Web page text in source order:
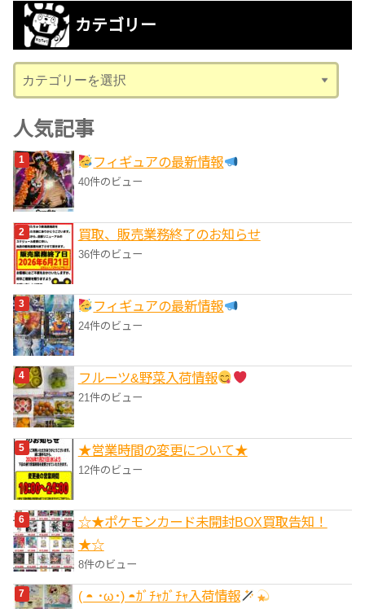
カ
ブ
カテゴリー
テ
ゴ
リ
ー
人気記事
フィギュアの最新情報
40件のビュー
買取、販売業務終了のお知らせ
36件のビュー
フィギュアの最新情報
24件のビュー
フルーツ&野菜入荷情報
21件のビュー
★営業時間の変更について★
12件のビュー
☆★ポケモンカード未開封BOX買取告知！
★☆
8件のビュー
( ◓ ･ω･) ◓ｶﾞﾁｬｶﾞﾁｬ入荷情報